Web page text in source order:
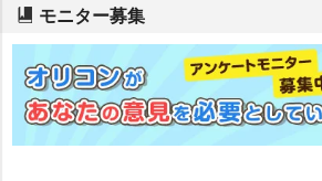
モニター募集